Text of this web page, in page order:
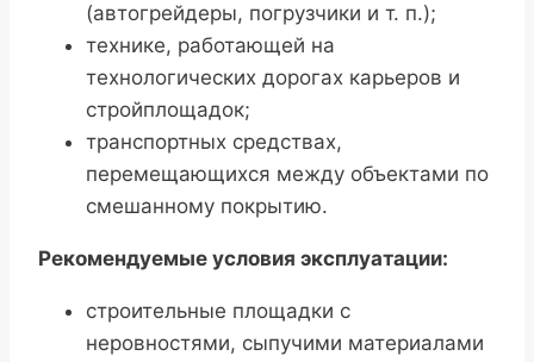
(автогрейдеры, погрузчики и т. п.);
технике, работающей на
технологических дорогах карьеров и
стройплощадок;
транспортных средствах,
перемещающихся между объектами по
смешанному покрытию.
Рекомендуемые условия эксплуатации:
строительные площадки с
неровностями, сыпучими материалами